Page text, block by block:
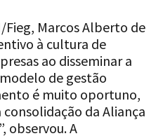
Marcos Alberto de
à cultura de
ao disseminar a
de gestão
é muito oportuno,
da Aliança
observou. A